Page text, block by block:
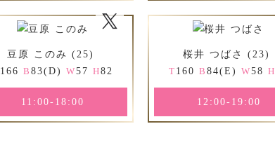
豆原 このみ (25)
166 B 83(D) W57 H82
11:00-18:00
桜井 つばさ (23)
T 160 B 84(E) W58 H
12:00-19:00